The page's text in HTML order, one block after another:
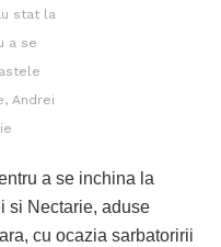
stat la
a se
Andrei
a se inchina la
si Nectarie, aduse
cu ocazia sarbatoririi